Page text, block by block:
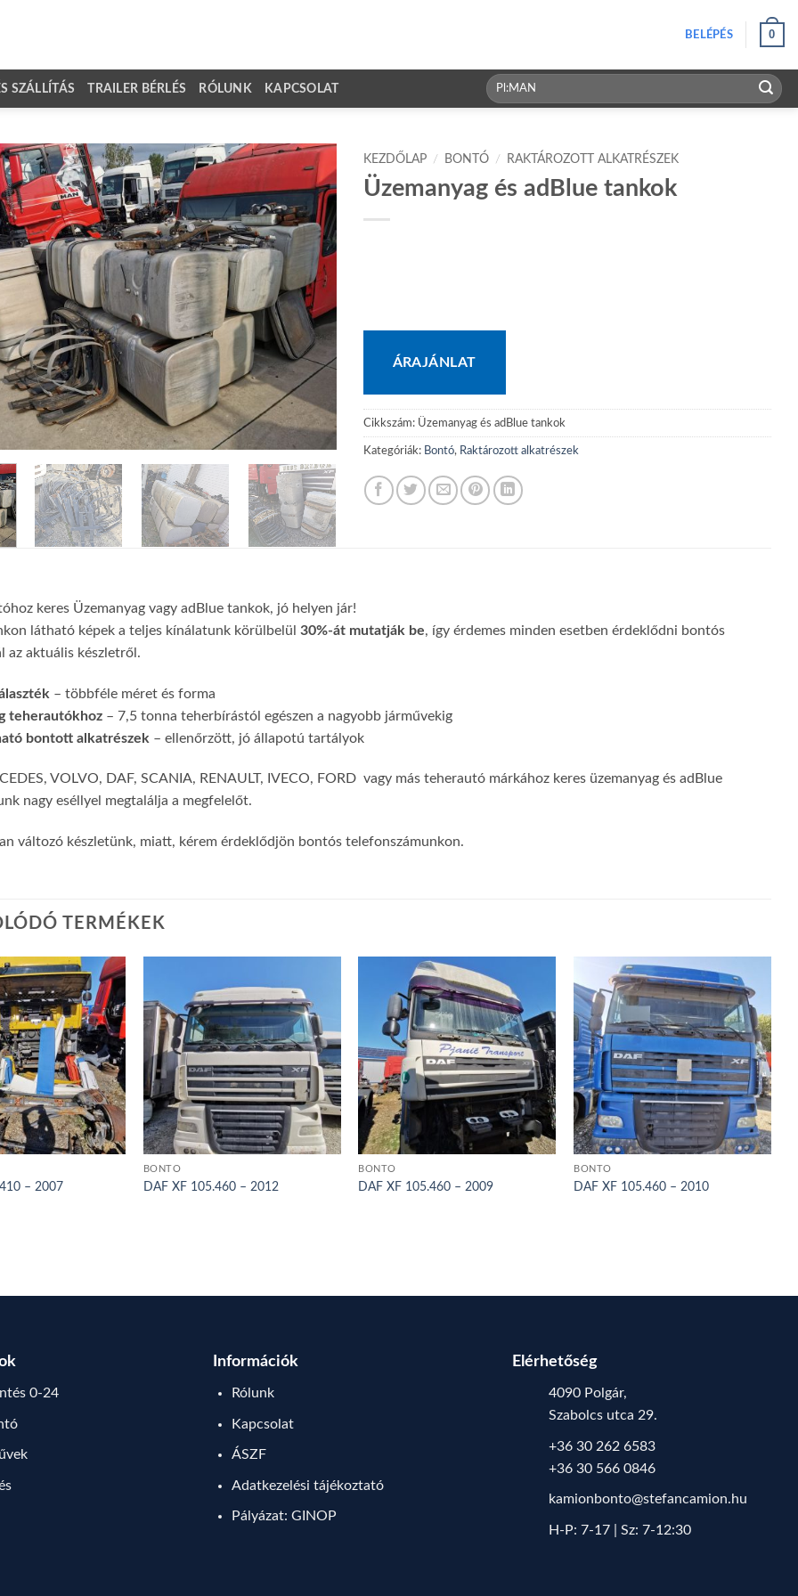
BELÉPÉS 0
SZÁLLÍTÁS TRAILER BÉRLÉS RÓLUNK KAPCSOLAT
Keresés
a
KEZDŐLAP / BONTÓ / RAKTÁROZOTT ALKATRÉSZEK
Üzemanyag és adBlue tankok
ÁRAJÁNLAT
Cikkszám: Üzemanyag és adBlue tankok
Kategóriák: Bontó, Raktározott alkatrészek
keres Üzemanyag vagy adBlue tankok, jó helyen jár!
látható képek a teljes kínálatunk körülbelül 30%-át mutatják be, így érdemes minden esetben érdeklődni bontós
az aktuális készletről.
– többféle méret és forma
teherautókhoz – 7,5 tonna teherbírástól egészen a nagyobb járművekig
bontott alkatrészek – ellenőrzött, jó állapotú tartályok
VOLVO, DAF, SCANIA, RENAULT, IVECO, FORD vagy más teherautó márkához keres üzemanyag és adBlue
nagy eséllyel megtalálja a megfelelőt.
változó készletünk, miatt, kérem érdeklődjön bontós telefonszámunkon.
TERMÉKEK
– 2007
BONTÓ
DAF XF 105.460 – 2012
BONTÓ
DAF XF 105.460 – 2009
BONTÓ
DAF XF 105.460 – 2010
0-24
Információk
Rólunk
Kapcsolat
ÁSZF
Adatkezelési tájékoztató
Pályázat: GINOP
Elérhetőség
4090 Polgár,
Szabolcs utca 29.
+36 30 262 6583
+36 30 566 0846
kamionbonto@stefancamion.hu
H-P: 7-17 | Sz: 7-12:30